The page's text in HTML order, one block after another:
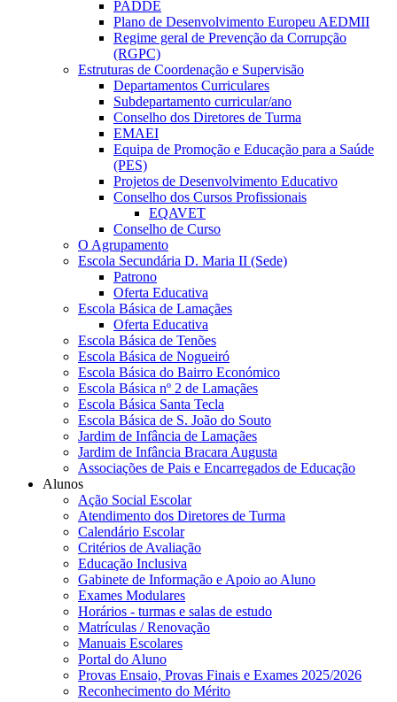
PADDE
Plano de Desenvolvimento Europeu AEDMII
Regime geral de Prevenção da Corrupção
(RGPC)
Estruturas de Coordenação e Supervisão
Departamentos Curriculares
Subdepartamento curricular/ano
Conselho dos Diretores de Turma
EMAEI
Equipa de Promoção e Educação para a Saúde
(PES)
Projetos de Desenvolvimento Educativo
Conselho dos Cursos Profissionais
EQAVET
Conselho de Curso
O Agrupamento
Escola Secundária D. Maria II (Sede)
Patrono
Oferta Educativa
Escola Básica de Lamaçães
Oferta Educativa
Escola Básica de Tenões
Escola Básica de Nogueiró
Escola Básica do Bairro Económico
Escola Básica nº 2 de Lamaçães
Escola Básica Santa Tecla
Escola Básica de S. João do Souto
Jardim de Infância de Lamaçães
Jardim de Infância Bracara Augusta
Associações de Pais e Encarregados de Educação
Alunos
Ação Social Escolar
Atendimento dos Diretores de Turma
Calendário Escolar
Critérios de Avaliação
Educação Inclusiva
Gabinete de Informação e Apoio ao Aluno
Exames Modulares
Horários - turmas e salas de estudo
Matrículas / Renovação
Manuais Escolares
Portal do Aluno
Provas Ensaio, Provas Finais e Exames 2025/2026
Reconhecimento do Mérito